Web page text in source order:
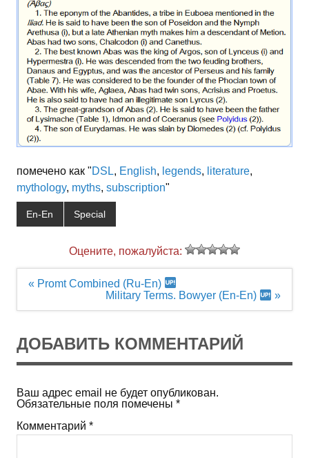
помечено как "DSL, English, legends, literature,
mythology, myths, subscription"
En-En Special
Оцените, пожалуйста:
Навигация
« Promt Combined (Ru-En)
Military Terms. Bowyer (En-En)
»
ДОБАВИТЬ КОММЕНТАРИЙ
Ваш адрес email не будет опубликован.
Обязательные поля помечены *
Комментарий *